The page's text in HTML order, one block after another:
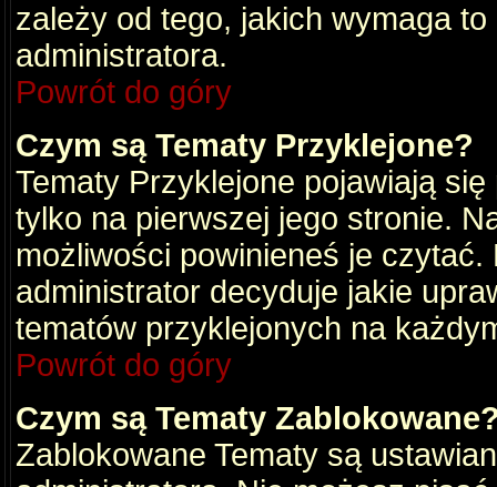
zależy od tego, jakich wymaga
administratora.
Powrót do góry
Czym są Tematy Przyklejone?
Tematy Przyklejone pojawiają
tylko na pierwszej jego stronie.
możliwości powinieneś je czytać.
administrator decyduje jakie
tematów przyklejonych na
Powrót do góry
Czym są Tematy
Zablokowane Tematy są